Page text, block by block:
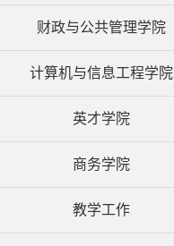
财政与公共管理学院
计算机与信息工程学院
英才学院
商务学院
教学工作